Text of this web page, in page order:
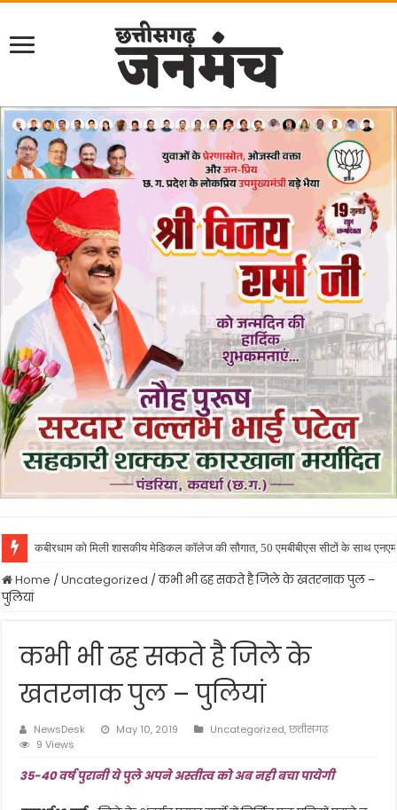
कबीरधाम को मिली शासकीय मेडिकल कॉलेज की सौगात, 50 एमबीबीएस सीटों के साथ
Home /Uncategorized /कभी भी ढह सकते है जिले के खतरनाक पुल –
पुलियां
कभी भी ढह सकते है जिले के
खतरनाक पुल – पुलियां
NewsDesk May 10, 2019 Uncategorized,छत्तीसगढ़
9 Views
35-40 वर्ष पुरानी ये पुले अपने अस्तीत्व को अब नही बचा पायेगी